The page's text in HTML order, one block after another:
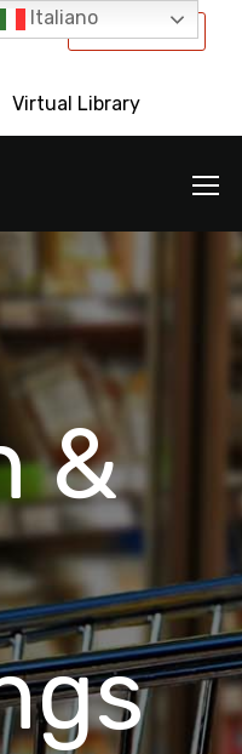
International
Virtual Library
&
Italiano